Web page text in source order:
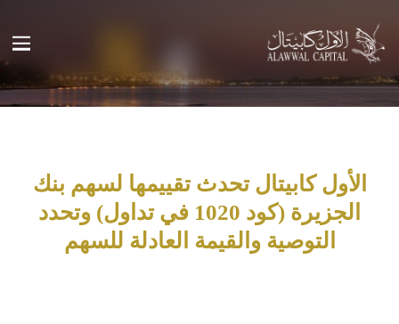
الأول كابيتال تحدث تقييمها لسهم بنك
الجزيرة (كود 1020 في تداول) وتحدد
التوصية والقيمة العادلة للسهم